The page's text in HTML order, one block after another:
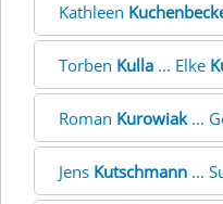
Kathleen
Torben Kulla ... Elke
Roman Kurowiak...
Jens Kutschmann ...